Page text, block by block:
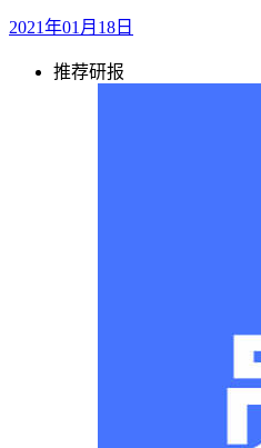
2021年01月18日
推荐研报